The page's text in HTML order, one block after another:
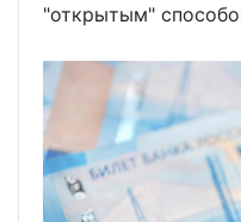
"открытым"